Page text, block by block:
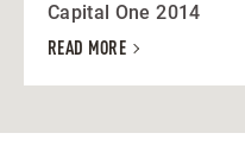
Capital One 2014
READ MORE